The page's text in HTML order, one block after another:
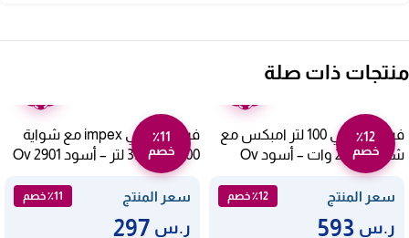
منتجات ذات صلة
٪12
خصم
فرن كهربائي 100 لتر امبكس مع
شواية 2200 وات – أسود Ov
2904
سعر المنتج
٪12 خصم
ر.س
٪11
خصم
فرن كهربائي impex مع شواية
1500 وات 35 لتر – أسود Ov 2901
سعر المنتج ٪11 خصم
ر.س